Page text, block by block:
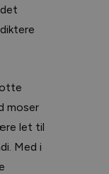
moser
let til
Med i